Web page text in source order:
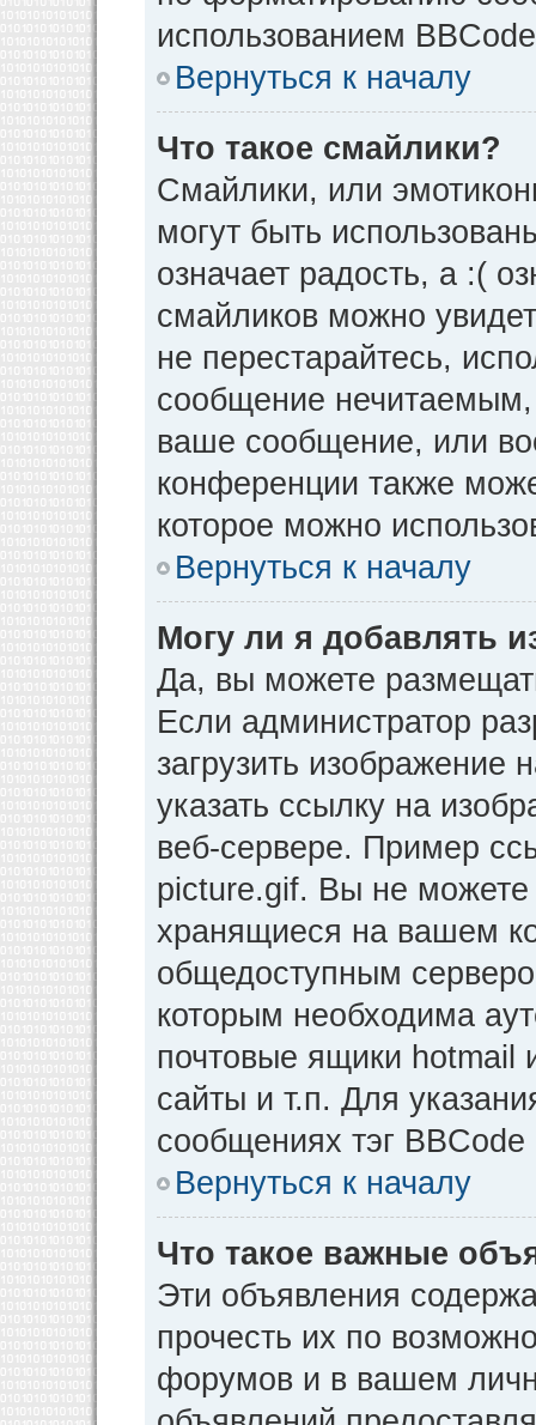
использованием
Вернуться к началу
Что такое смайлики?
Смайлики, или
могут быть
означает радость, а :(
смайликов можно
не перестарайтесь,
сообщение нечитаемым,
ваше сообщение, или
конференции также
которое можно
Вернуться к началу
Могу ли я добавлять
Да, вы можете
Если администратор
загрузить
указать ссылку на
веб-сервере. Пример
picture.gif. Вы не можете
хранящиеся на вашем
общедоступным
которым необходима
почтовые ящики
сайты и т.п. Для
сообщениях тэг BBCode
Вернуться к началу
Что такое важные
Эти объявления
прочесть их по
форумов и в вашем